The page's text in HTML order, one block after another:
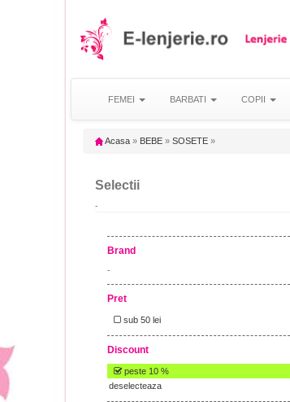
FEMEI BARBATI COPII
Acasa » BEBE » SOSETE »
Selectii
-
Brand
-
Pret
sub 50 lei
Discount
peste 10 %
deselecteaza